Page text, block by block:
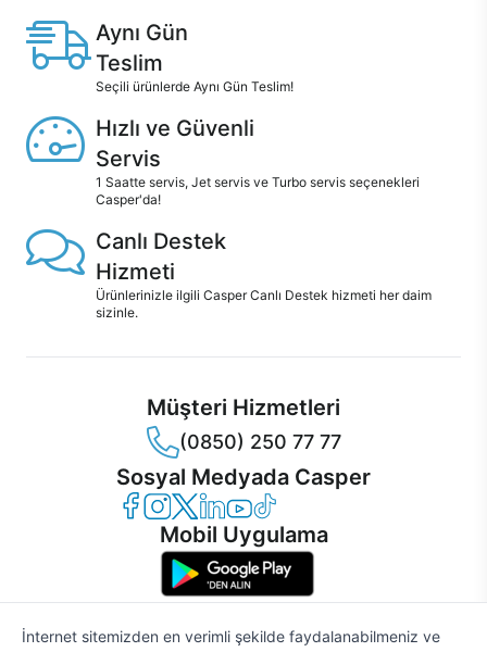
Aynı Gün
Teslim
Seçili ürünlerde Aynı Gün Teslim!
Hızlı ve Güvenli
Servis
1 Saatte servis, Jet servis ve Turbo servis seçenekleri
Casper'da!
Canlı Destek
Hizmeti
Ürünlerinizle ilgili Casper Canlı Destek hizmeti her daim
sizinle.
Müşteri Hizmetleri
(0850) 250 77 77
Sosyal Medyada Casper
Casper Facebook
Casper Instagram
Casper Twitter
Casper LinkedIn
Casper YouTube
Casper TikTok
Mobil Uygulama
İnternet sitemizden en verimli şekilde faydalanabilmeniz ve